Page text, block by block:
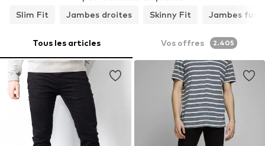
Slim Fit
Jambes droites Skinny Fit Jambes
Tous les articles Vos offres 2.405